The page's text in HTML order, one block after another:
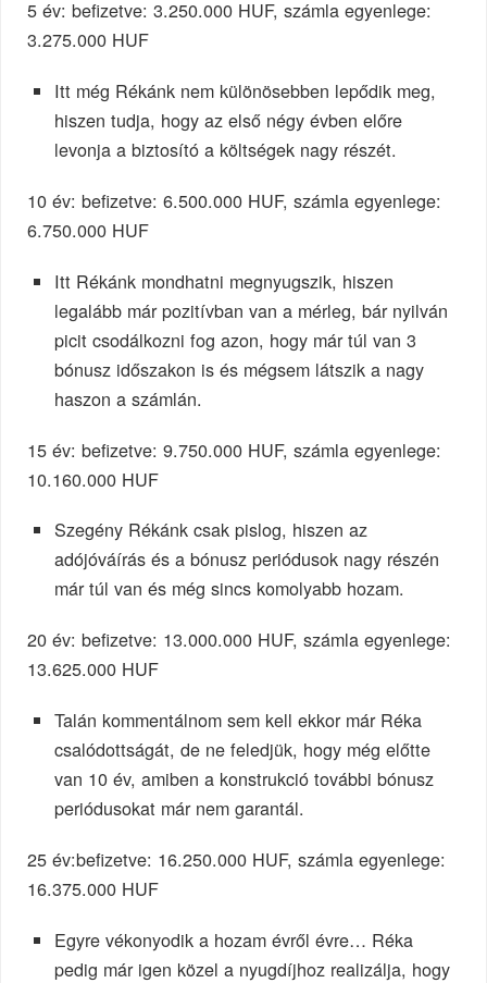
5 év: befizetve: 3.250.000 HUF, számla egyenlege:
3.275.000 HUF
Itt még Rékánk nem különösebben lepődik meg,
hiszen tudja, hogy az első négy évben előre
levonja a biztosító a költségek nagy részét.
10 év: befizetve: 6.500.000 HUF, számla egyenlege:
6.750.000 HUF
Itt Rékánk mondhatni megnyugszik, hiszen
legalább már pozitívban van a mérleg, bár nyilván
picit csodálkozni fog azon, hogy már túl van 3
bónusz időszakon is és mégsem látszik a nagy
haszon a számlán.
15 év: befizetve: 9.750.000 HUF, számla egyenlege:
10.160.000 HUF
Szegény Rékánk csak pislog, hiszen az
adójóváírás és a bónusz periódusok nagy részén
már túl van és még sincs komolyabb hozam.
20 év: befizetve: 13.000.000 HUF, számla egyenlege:
13.625.000 HUF
Talán kommentálnom sem kell ekkor már Réka
csalódottságát, de ne feledjük, hogy még előtte
van 10 év, amiben a konstrukció további bónusz
periódusokat már nem garantál.
25 év:befizetve: 16.250.000 HUF, számla egyenlege:
16.375.000 HUF
Egyre vékonyodik a hozam évről évre… Réka
pedig már igen közel a nyugdíjhoz realizálja, hogy